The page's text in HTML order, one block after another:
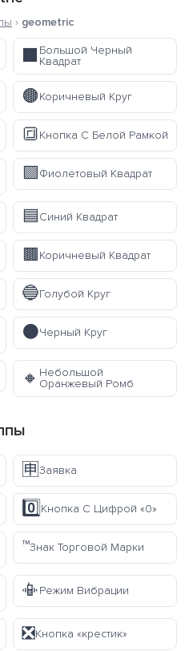
› geometric
Большой Черный
Квадрат
🟤Коричневый Круг
🔳Кнопка С Белой Рамкой
🟪Фиолетовый Квадрат
🟦Синий Квадрат
🟫Коричневый Квадрат
🔵Голубой Круг
⚫Черный Круг
🔸 Небольшой
Оранжевый Ромб
🈸 Заявка
0️⃣Кнопка С Цифрой «0»
™️Знак Торговой Марки
📳Режим Вибрации
❎Кнопка «крестик»